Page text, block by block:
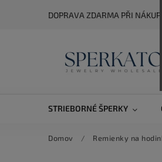
DOPRAVA ZDARMA PŘI
STRIEBORNÉ ŠPERKY
Domov / Remienky na